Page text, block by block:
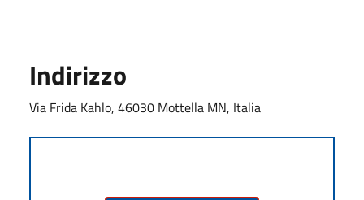
Indirizzo
Via Frida Kahlo, 46030 Mottella MN, Italia